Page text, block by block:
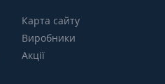
Карта сайту
Виробники
Акції